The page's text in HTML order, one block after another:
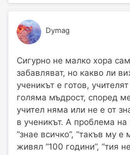
Dymag
Сигурно не малко хора
забавляват, но какво ли
ученикът е готов,
голяма мъдрост, според
учител няма или не е от
в ученикът. А проблема на
“знае всичко”, “такъв му е
живял “100 години”, “тия